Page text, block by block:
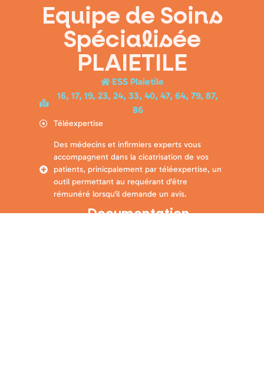
Equipe de Soins
Spécialisée
PLAIETILE
ESSPlaietile
16, 17, 19, 23, 24, 33, 40, 47, 64, 79, 87,
86
Téléexpertise
Des médecins et infirmiers experts vous
accompagnent dans la cicatrisation de vos
patients, prinicpalement par téléexpertise, un
outil permettant au requérant d'être
rémunéré lorsqu'il demande un avis.
Documentation